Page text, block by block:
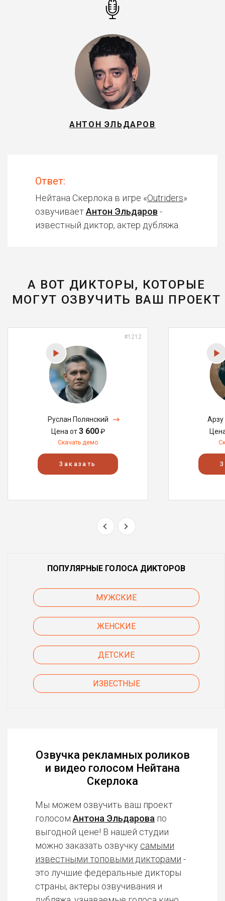
АНТОН ЭЛЬДАРОВ
Ответ:
Нейтана Скерлока в игре «Outriders»
озвучиваетАнтон Эльдаров -
известный диктор, актер дубляжа.
А ВОТ ДИКТОРЫ, КОТОРЫЕ
МОГУТ ОЗВУЧИТЬ ВАШ ПРОЕКТ
#1212
Руслан Полянский
Цена от3 600₽
Скачать демо
Заказать
ПОПУЛЯРНЫЕ ГОЛОСА ДИКТОРОВ
МУЖСКИЕ
ЖЕНСКИЕ
ДЕТСКИЕ
ИЗВЕСТНЫЕ
Озвучка рекламных роликов
и видео голосом Нейтана
Скерлока
Мы можем озвучить ваш проект
голосом Антона Эльдарова по
выгодной цене! В нашей студии
можно заказать озвучку самыми
известными топовыми дикторами -
это лучшие федеральные дикторы
страны, актеры озвучивания и